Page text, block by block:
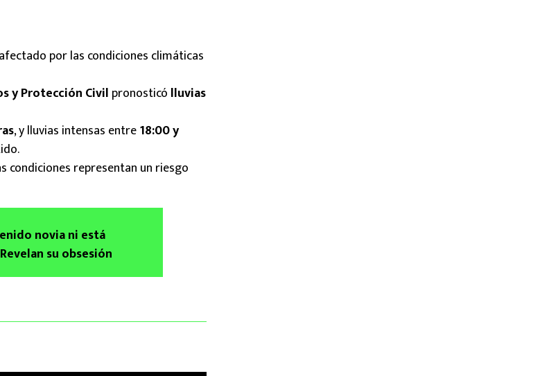
por las condiciones climáticas
y Protección Civil pronosticó lluvias
, y lluvias intensas entre18:00 y
condiciones representan un riesgo
novia ni está
su obsesión